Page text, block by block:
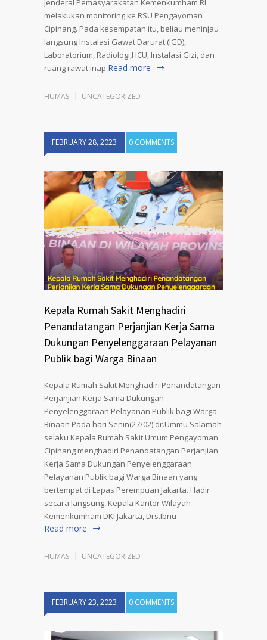
Jenderal Pemasyarakatan Kemenkumham RI
melakukan monitoring ke RSU Pengayoman
Cipinang. Pada kesempatan itu, beliau meninjau
langsung Instalasi Gawat Darurat (IGD),
Laboratorium, Radiologi,HCU, Instalasi Gizi, dan
ruang rawat inap Read more
HUMAS UNCATEGORIZED
FEBRUARY 28, 2023 0 COMMENTS
Kepala Rumah Sakit Menghadiri
Penandatangan Perjanjian Kerja Sama
Dukungan Penyelenggaraan Pelayanan
Publik bagi Warga Binaan
Kepala Rumah Sakit Menghadiri Penandatangan
Perjanjian Kerja Sama Dukungan
Penyelenggaraan Pelayanan Publik bagi Warga
Binaan Pada hari Senin(27/02) dr.Ummu Salamah
selaku Kepala Rumah Sakit Umum Pengayoman
Cipinang menghadiri Penandatangan Perjanjian
Kerja Sama Dukungan Penyelenggaraan
Pelayanan Publik bagi Warga Binaan yang
bertempat di Lapas Perempuan Jakarta. Hadir
secara langsung, Kepala Kantor Wilayah
Kemenkumham DKI Jakarta, Drs.Ibnu
Read more
HUMAS UNCATEGORIZED
FEBRUARY 23, 2023 0 COMMENTS